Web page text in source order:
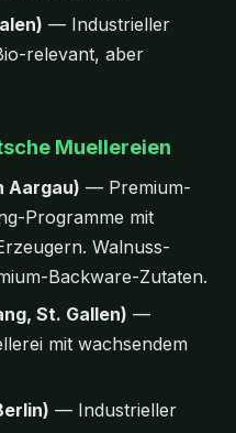
— Industrieller
relevant, aber
Muellereien
Aargau) — Premium-
Programme mit
Walnuss-
Backware-Zutaten.
St. Gallen) —
mit wachsendem
— Industrieller